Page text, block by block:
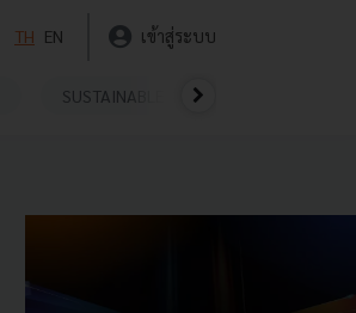
TH EN เข้าสู่ระบบ
SUSTAINABLE